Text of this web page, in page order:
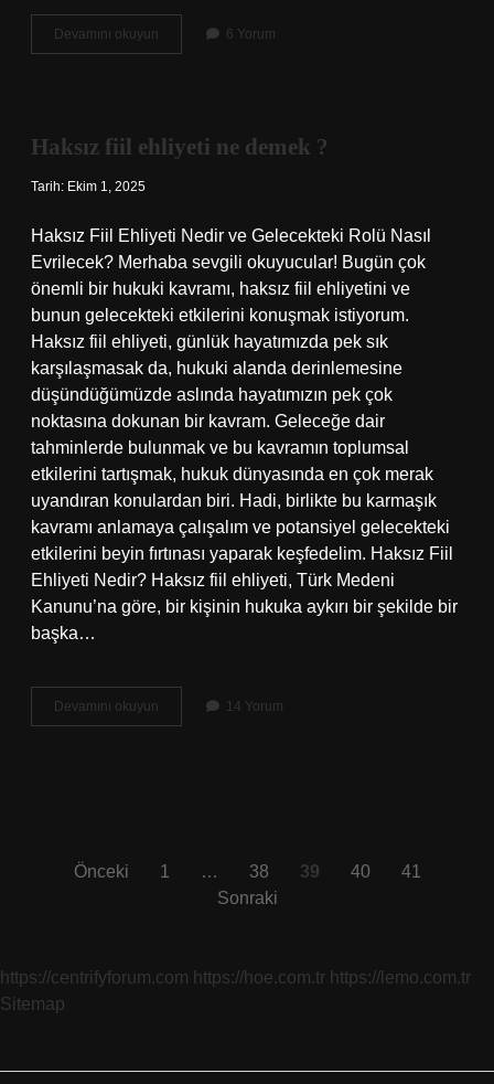
Devamını okuyun Amazon
şirket
6 Yorum
Haksız fiil ehliyeti ne demek ?
Tarih: Ekim 1, 2025
Haksız Fiil Ehliyeti Nedir ve Gelecekteki Rolü Nasıl
Evrilecek? Merhaba sevgili okuyucular! Bugün çok
önemli bir hukuki kavramı, haksız fiil ehliyetini ve
bunun gelecekteki etkilerini konuşmak istiyorum.
Haksız fiil ehliyeti, günlük hayatımızda pek sık
karşılaşmasak da, hukuki alanda derinlemesine
düşündüğümüzde aslında hayatımızın pek çok
noktasına dokunan bir kavram. Geleceğe dair
tahminlerde bulunmak ve bu kavramın toplumsal
etkilerini tartışmak, hukuk dünyasında en çok merak
uyandıran konulardan biri. Hadi, birlikte bu karmaşık
kavramı anlamaya çalışalım ve potansiyel gelecekteki
etkilerini beyin fırtınası yaparak keşfedelim. Haksız Fiil
Ehliyeti Nedir? Haksız fiil ehliyeti, Türk Medeni
Kanunu’na göre, bir kişinin hukuka aykırı bir şekilde bir
başka…
Devamını okuyun
fiil
14 Yorum
YazıÖnceki 1 … 38 39 40
41
Sonraki
https://centrifyforum.com https://hoe.com.tr https://lemo.com.tr
Sitemap